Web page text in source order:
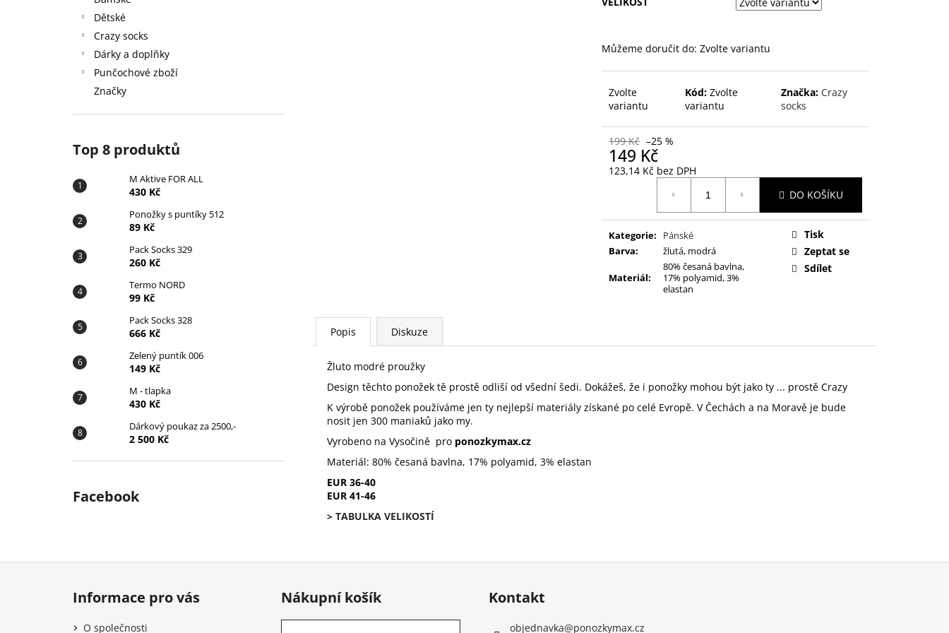
Dětské
Crazy socks
Dárky a doplňky
Punčochové zboží
Značky
Top 8 produktů
M Aktive FOR ALL
430 Kč
Ponožky s puntíky 512
89 Kč
Pack Socks 329
260 Kč
Termo NORD
99 Kč
Pack Socks 328
666 Kč
Zelený puntík 006
149 Kč
M - tlapka
430 Kč
Dárkový poukaz za 2500,-
2 500 Kč
Facebook
Můžeme doručit do: Zvolte variantu
Zvolte
variantu
Kód: Zvolte
variantu
Značka: Crazy
socks
199 Kč –25 %
149 Kč
123,14 Kč bez DPH
DO KOŠÍKU
Kategorie:
Pánské
Barva: žlutá, modrá
Materiál:
80% česaná bavlna,
17% polyamid, 3%
elastan
Tisk
Zeptat se
Sdílet
Popis Diskuze
Žluto modré proužky
Design těchto ponožek tě prostě odliší od všední šedi. Dokážeš, že i ponožky mohou být jako ty ... prostě Crazy
K výrobě ponožek používáme jen ty nejlepší materiály získané po celé Evropě. V Čechách a na Moravě je bude
nosit jen 300 maniaků jako my.
Vyrobeno na Vysočině pro ponozkymax.cz
Materiál: 80% česaná bavlna, 17% polyamid, 3% elastan
EUR 36-40
EUR 41-46
> TABULKA VELIKOSTÍ
Z
Informace pro vás
O společnosti
Nákupní košík Kontakt
objednavka@ponozkymax.cz